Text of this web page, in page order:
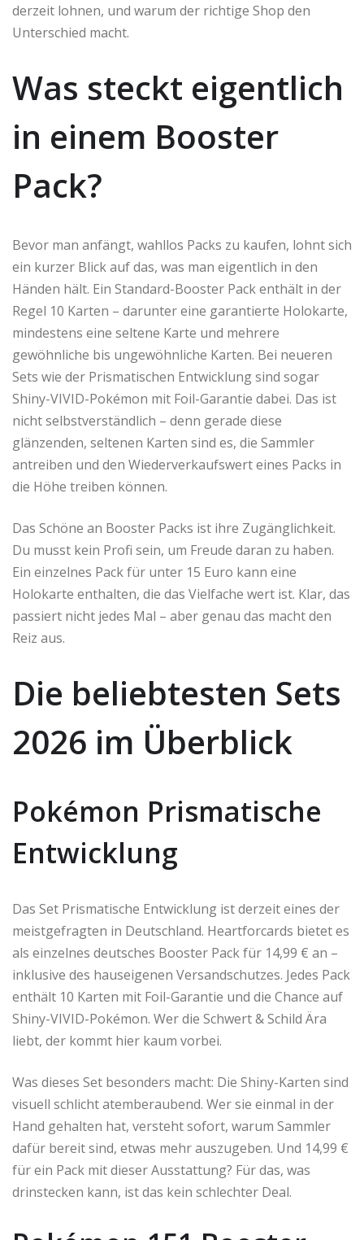
derzeit lohnen, und warum der richtige Shop den
Unterschied macht.
Was steckt eigentlich
in einem Booster
Pack?
Bevor man anfängt, wahllos Packs zu kaufen, lohnt sich
ein kurzer Blick auf das, was man eigentlich in den
Händen hält. Ein Standard-Booster Pack enthält in der
Regel 10 Karten – darunter eine garantierte Holokarte,
mindestens eine seltene Karte und mehrere
gewöhnliche bis ungewöhnliche Karten. Bei neueren
Sets wie der Prismatischen Entwicklung sind sogar
Shiny-VIVID-Pokémon mit Foil-Garantie dabei. Das ist
nicht selbstverständlich – denn gerade diese
glänzenden, seltenen Karten sind es, die Sammler
antreiben und den Wiederverkaufswert eines Packs in
die Höhe treiben können.
Das Schöne an Booster Packs ist ihre Zugänglichkeit.
Du musst kein Profi sein, um Freude daran zu haben.
Ein einzelnes Pack für unter 15 Euro kann eine
Holokarte enthalten, die das Vielfache wert ist. Klar, das
passiert nicht jedes Mal – aber genau das macht den
Reiz aus.
Die beliebtesten Sets
2026 im Überblick
Pokémon Prismatische
Entwicklung
Das Set Prismatische Entwicklung ist derzeit eines der
meistgefragten in Deutschland. Heartforcards bietet es
als einzelnes deutsches Booster Pack für 14,99 € an –
inklusive des hauseigenen Versandschutzes. Jedes Pack
enthält 10 Karten mit Foil-Garantie und die Chance auf
Shiny-VIVID-Pokémon. Wer die Schwert & Schild Ära
liebt, der kommt hier kaum vorbei.
Was dieses Set besonders macht: Die Shiny-Karten sind
visuell schlicht atemberaubend. Wer sie einmal in der
Hand gehalten hat, versteht sofort, warum Sammler
dafür bereit sind, etwas mehr auszugeben. Und 14,99 €
für ein Pack mit dieser Ausstattung? Für das, was
drinstecken kann, ist das kein schlechter Deal.